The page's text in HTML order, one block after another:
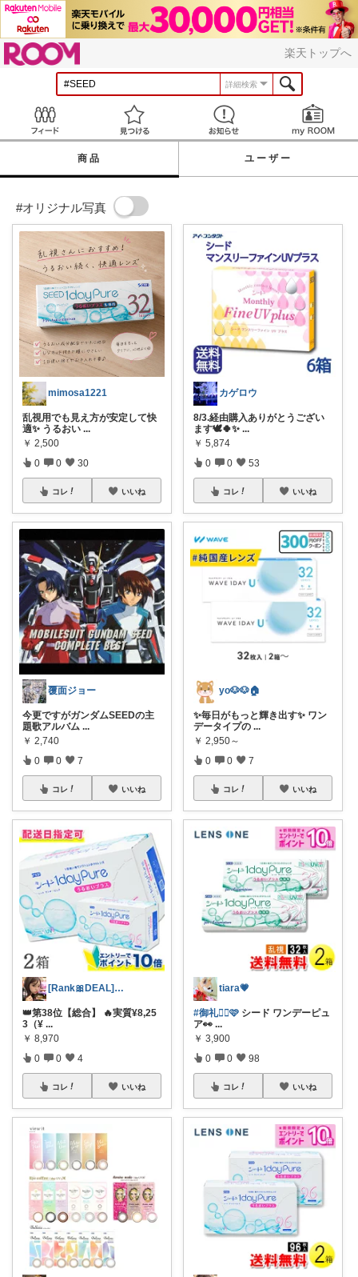
楽天トップへ
詳細検索
見つける お知らせ
商品 ユーザー
#オリジナル写真
mimosa1221
乱視用でも見え方が安定して快
適✨ うるおい ...
￥ 2,500
0 0 30
コレ いいね
覆面ジョー
今更ですがガンダムSEEDの主
題歌アルバム ...
￥ 2,740
0 0 7
コレ いいね
[Rank🎀DEAL]毎日コレ＠ano
👑第38位【総合】 🔥実質¥8,25
3（¥ ...
￥ 8,970
0 0 4
コレ いいね
カゲロウ
8/3.経由購入ありがとうござい
ます🕊🍀✨ ...
￥ 5,874
0 0 53
コレ いいね
yo🐶🐶🏠
✨毎日がもっと輝き出す✨ ワン
データイプの ...
￥ 2,950～
0 0 7
コレ いいね
tiara💗
#御礼🙇‍♀🩷 シード ワンデーピュ
ア👀 ...
￥ 3,900
0 0 98
コレ いいね